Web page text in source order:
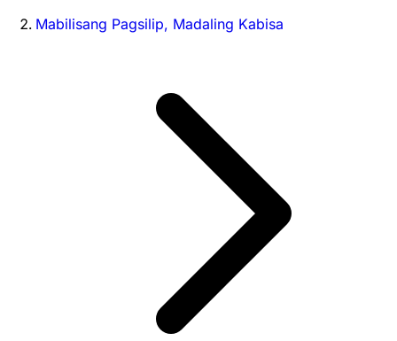
Mabilisang Pagsilip, Madaling Kabisa